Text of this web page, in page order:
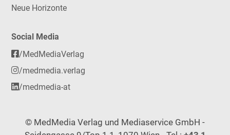
Neue Horizonte
Social Media
/MedMediaVerlag
/medmedia.verlag
/medmedia-at
© MedMedia Verlag und Mediaservice GmbH -